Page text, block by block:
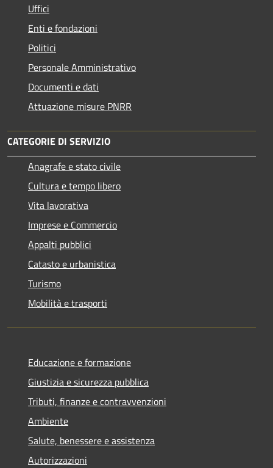
Uffici
Enti e fondazioni
Politici
Personale Amministrativo
Documenti e dati
Attuazione misure PNRR
CATEGORIE DI SERVIZIO
Anagrafe e stato civile
Cultura e tempo libero
Vita lavorativa
Imprese e Commercio
Appalti pubblici
Catasto e urbanistica
Turismo
Mobilità e trasporti
Educazione e formazione
Giustizia e sicurezza pubblica
Tributi, finanze e contravvenzioni
Ambiente
Salute, benessere e assistenza
Autorizzazioni